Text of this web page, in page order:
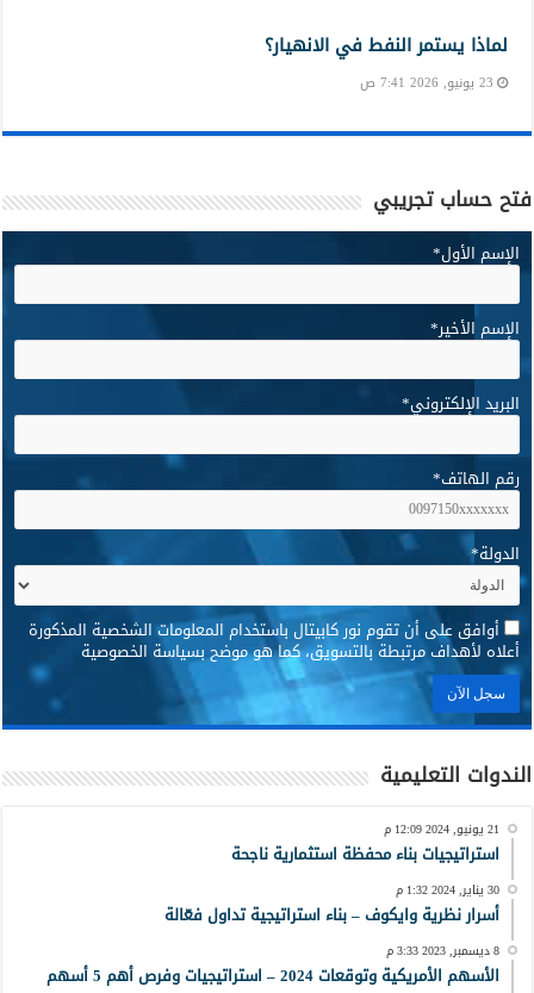
لماذا يستمر النفط في الانهيار؟
23 يونيو, 2026 7:41 ص
فتح حساب تجريبي
الإسم الأول*
الإسم الأخير*
البريد الإلكتروني*
رقم الهاتف*
الدولة*
* أوافق على أن تقوم نور كابيتال باستخدام المعلومات الشخصية المذكورة
أعلاه لأهداف مرتبطة بالتسويق، كما هو موضح بسياسة الخصوصية
الندوات التعليمية
21 يونيو, 2024 12:09 م
استراتيجيات بناء محفظة استثمارية ناجحة
30 يناير, 2024 1:32 م
أسرار نظرية وايكوف – بناء استراتيجية تداول فعّالة
8 ديسمبر, 2023 3:33 م
الأسهم الأمريكية وتوقعات 2024 – استراتيجيات وفرص أهم 5 أسهم